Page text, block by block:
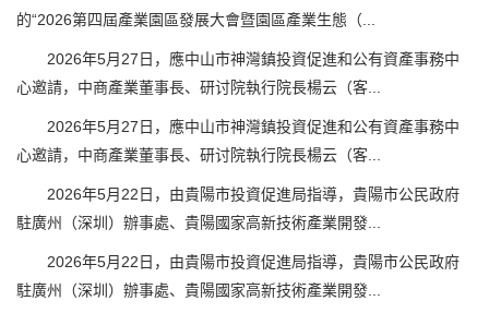
的“2026第四屆產業園區發展大會暨園區產業生態（...
2026年5月27日，應中山市神灣鎮投資促進和公有資產事務中
心邀請，中商產業董事長、研讨院執行院長楊云（客...
2026年5月27日，應中山市神灣鎮投資促進和公有資產事務中
心邀請，中商產業董事長、研讨院執行院長楊云（客...
2026年5月22日，由貴陽市投資促進局指導，貴陽市公民政府
駐廣州（深圳）辦事處、貴陽國家高新技術產業開發...
2026年5月22日，由貴陽市投資促進局指導，貴陽市公民政府
駐廣州（深圳）辦事處、貴陽國家高新技術產業開發...